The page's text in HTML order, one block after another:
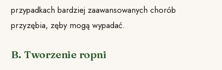
przypadkach bardziej zaawansowanych chorób
przyzębia, zęby mogą wypadać.
B. Tworzenie ropni